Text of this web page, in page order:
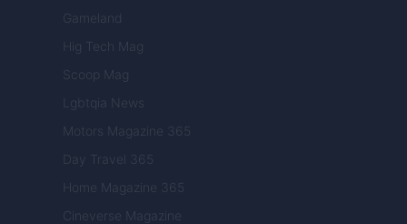
Gameland
Hig Tech Mag
Scoop Mag
Lgbtqia News
Motors Magazine 365
Day Travel 365
Home Magazine 365
Cineverse Magazine